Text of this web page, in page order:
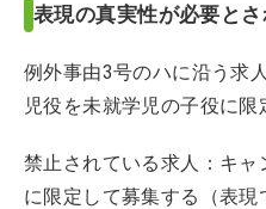
表現の真実性が必要と
例外事由3号のハに沿う求
児役を未就学児の子役に限
禁止されている求人：キ
に限定して募集する（表